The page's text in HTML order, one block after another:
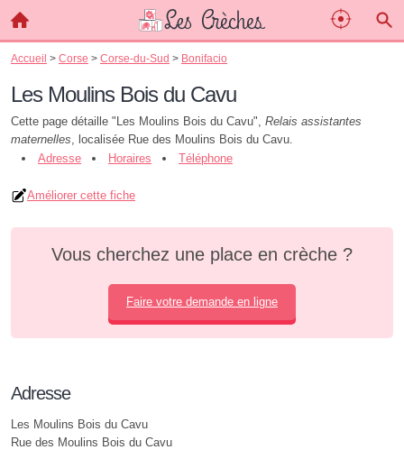
Accueil > Corse > Corse-du-Sud > Bonifacio
Les Moulins Bois du Cavu
Cette page détaille "Les Moulins Bois du Cavu", Relais assistantes
maternelles, localisée Rue des Moulins Bois du Cavu.
Adresse
Horaires Téléphone
Améliorer cette fiche
Vous cherchez une place en crèche ?
Faire votre demande en ligne
Adresse
Les Moulins Bois du Cavu
Rue des Moulins Bois du Cavu